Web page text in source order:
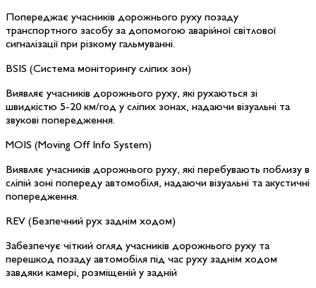
Попереджає учасників дорожнього руху позаду
транспортного засобу за допомогою аварійної світлової
сигналізації при різкому гальмуванні.
BSIS (Система моніторингу сліпих зон)
Виявляє учасників дорожнього руху, які рухаються зі
швидкістю 5-20 км/год у сліпих зонах, надаючи візуальні та
звукові попередження.
MOIS (Moving Off Info System)
Виявляє учасників дорожнього руху, які перебувають поблизу в
сліпій зоні попереду автомобіля, надаючи візуальні та акустичні
попередження.
REV (Безпечний рух заднім ходом)
Забезпечує чіткий огляд учасників дорожнього руху та
перешкод позаду автомобіля під час руху заднім ходом
завдяки камері, розміщеній у задній